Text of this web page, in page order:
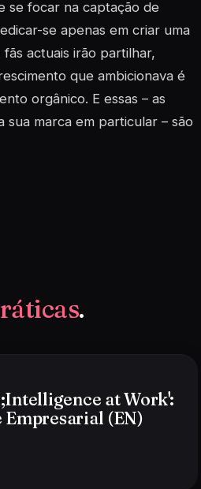
se focar na captação de
se apenas em criar uma
actuais irão partilhar,
que ambicionava é
orgânico. E essas – as
sua marca em particular – são
.
at Work':
(EN)